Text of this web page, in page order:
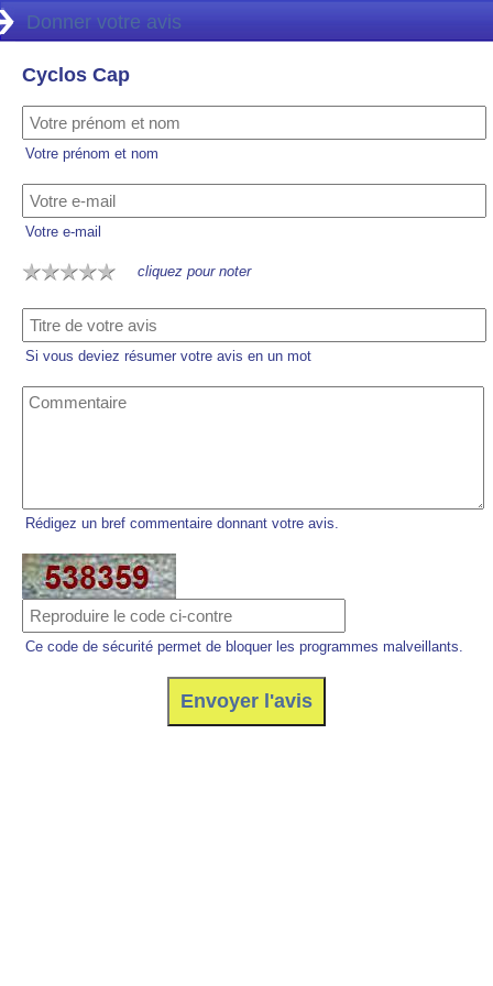
Donner votre avis
Cyclos Cap
Votre prénom et nom
Votre e-mail
cliquez pour noter
Si vous deviez résumer votre avis en un mot
Rédigez un bref commentaire donnant votre avis.
Ce code de sécurité permet de bloquer les programmes malveillants.